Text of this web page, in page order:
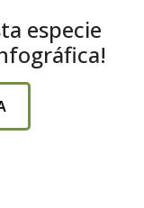
especie